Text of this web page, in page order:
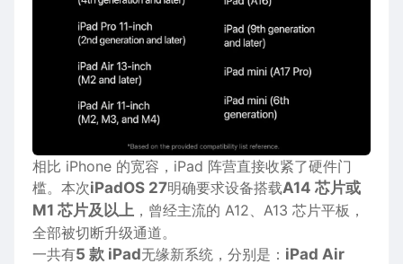
相比 iPhone 的宽容，iPad 阵营直接收紧了硬件门
槛。本次iPadOS 27明确要求设备搭载A14 芯片或
M1 芯片及以上 ，曾经主流的 A12、A13 芯片平板，
全部被切断升级通道。
一共有5 款 iPad无缘新系统，分别是： iPad Air